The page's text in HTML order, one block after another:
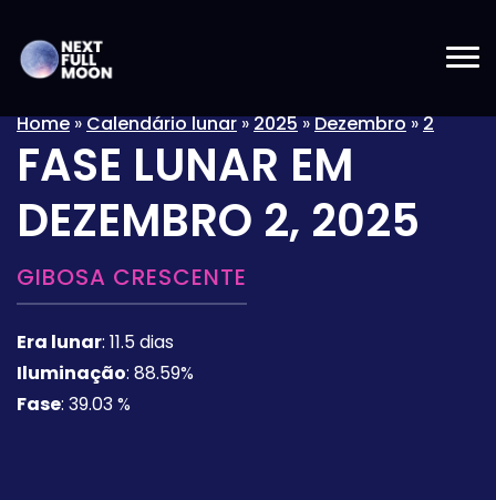
Home»Calendário lunar»2025»Dezembro»2
FASE LUNAR EM
DEZEMBRO 2, 2025
GIBOSA CRESCENTE
Era lunar: 11.5 dias
Iluminação: 88.59%
Fase: 39.03 %